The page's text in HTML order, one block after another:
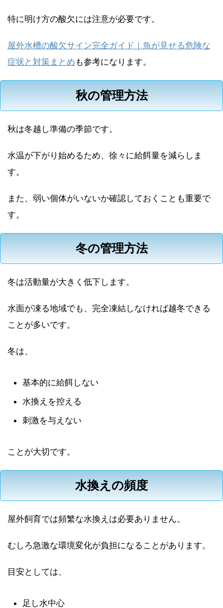
特に明け方の酸欠には注意が必要です。
屋外水槽の酸欠サイン完全ガイド｜魚が見せる危険な
症状と対策まとめ も参考になります。
秋の管理方法
秋は冬越し準備の季節です。
水温が下がり始めるため、徐々に給餌量を減らしま
す。
また、弱い個体がいないか確認しておくことも重要で
す。
冬の管理方法
冬は活動量が大きく低下します。
水面が凍る地域でも、完全凍結しなければ越冬できる
ことが多いです。
冬は、
基本的に給餌しない
水換えを控える
刺激を与えない
ことが大切です。
水換えの頻度
屋外飼育では頻繁な水換えは必要ありません。
むしろ急激な環境変化が負担になることがあります。
目安としては、
足し水中心